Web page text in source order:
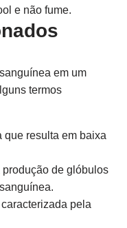
e não fume.
em um
termos
que resulta em baixa
de glóbulos
pela